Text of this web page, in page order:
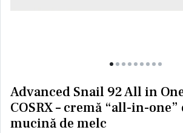
Advanced Snail 92 All in
COSRX – cremă “all-in-one”
mucină de melc